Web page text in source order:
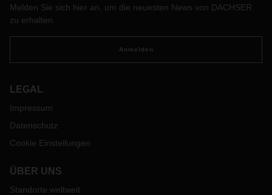
Melden Sie sich hier an, um die neuesten News von DACHSER
zu erhalten.
Anmelden
LEGAL
Impressum
Datenschutz
Cookie Einstellungen
ÜBER UNS
Standorte weltweit